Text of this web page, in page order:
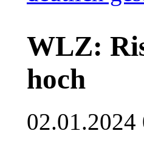
WLZ:
hoch
02.01.2024